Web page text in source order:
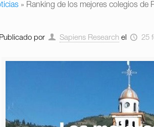
» Ranking de los mejores colegios de
Publicado por Sapiens Research el 25